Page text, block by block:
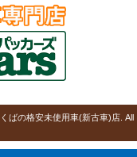
ばの格安未使用車(新古車)店 . All